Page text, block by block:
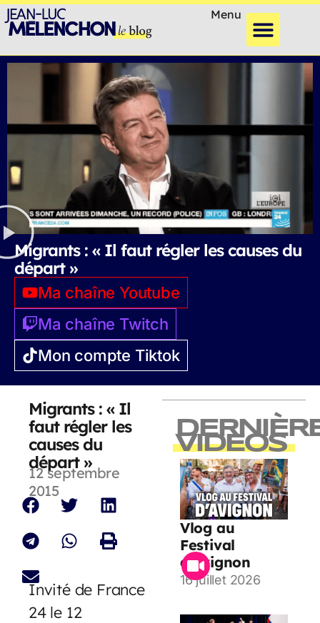
Menu
Migrants : « Il faut régler les causes du
départ »
Ma chaîne Youtube
Ma chaîne Twitch
Mon compte Tiktok
Migrants : « Il
faut régler les
causes du
départ »
12 septembre
2015
Invité de France
24 le 12
VIDEOS
Vlog au
Festival
d’Avignon
16 juillet 2026